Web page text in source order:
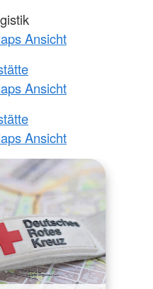
Ansicht
Ansicht
Ansicht